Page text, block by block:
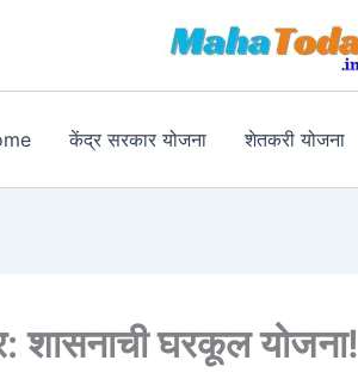
केंद्र सरकार योजना शेतकरी योजना
शासनाची घरकूल योजना!